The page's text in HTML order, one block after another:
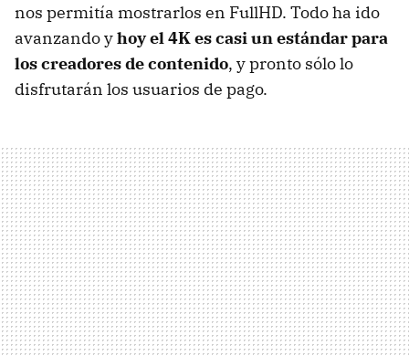
nos permitía mostrarlos en FullHD. Todo ha ido
avanzando yhoy el 4K es casi un estándar para
los creadores de contenido, y pronto sólo lo
disfrutarán los usuarios de pago.